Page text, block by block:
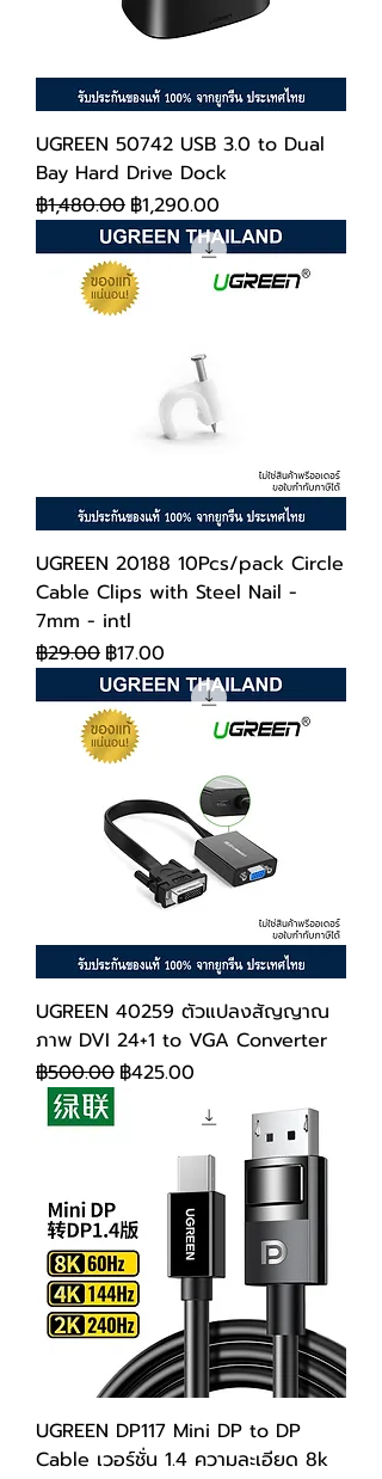
UGREEN 50742 USB 3.0 to Dual
Bay Hard Drive Dock
ราคาปกติ
฿1,480.00 ราคาขายลด
฿1,290.00
UGREEN 20188 10Pcs/pack Circle
Cable Clips with Steel Nail -
7mm - intl
ราคาปกติ
฿29.00 ราคาขายลด
฿17.00
UGREEN 40259 ตัวแปลงสัญญาณ
ภาพ DVI 24+1 to VGA Converter
ราคาปกติ
฿500.00 ราคาขายลด
฿425.00
UGREEN DP117 Mini DP to DP
Cable เวอร์ชั่น 1.4 ความละเอียด 8k